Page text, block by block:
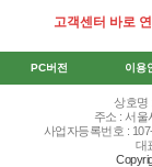
고객센터 바로 연
PC버전 이용
상호명
주소 : 서울
사업자등록번호 :
대